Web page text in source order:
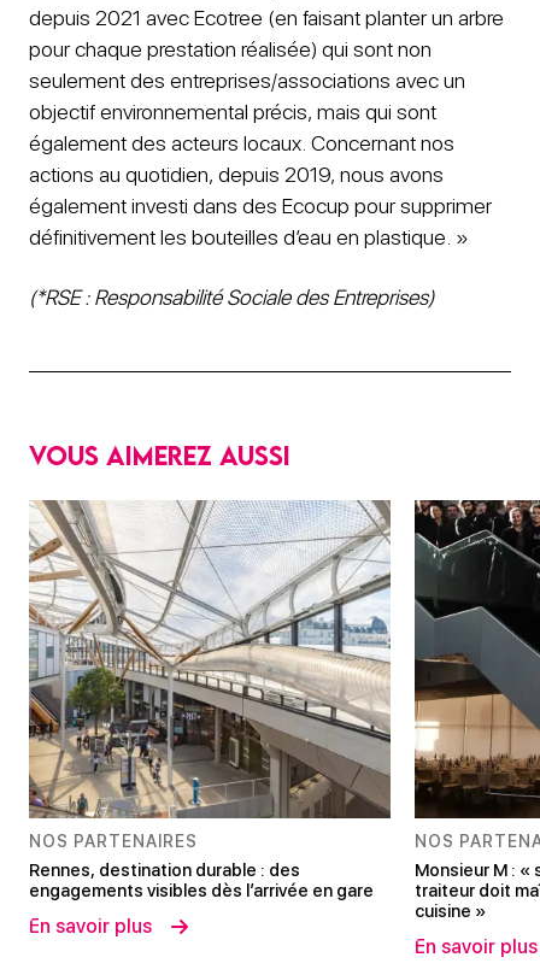
depuis 2021 avec Ecotree (en faisant planter un arbre
pour chaque prestation réalisée) qui sont non
seulement des entreprises/associations avec un
objectif environnemental précis, mais qui sont
également des acteurs locaux. Concernant nos
actions au quotidien, depuis 2019, nous avons
également investi dans des Ecocup pour supprimer
définitivement les bouteilles d’eau en plastique. »
(*RSE : Responsabilité Sociale des Entreprises)
Vous aimerez aussi
NOS PARTENAIRES
Rennes, destination durable : des
engagements visibles dès l’arrivée en gare
En savoir plus
NOS
Monsieur M : «
traiteur doit
cuisine »
En savoir plus